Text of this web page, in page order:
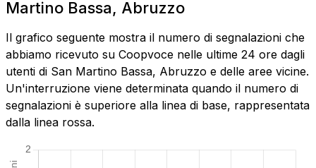
Martino Bassa, Abruzzo
Il grafico seguente mostra il numero di segnalazioni che
abbiamo ricevuto su Coopvoce nelle ultime 24 ore dagli
utenti di San Martino Bassa, Abruzzo e delle aree vicine.
Un'interruzione viene determinata quando il numero di
segnalazioni è superiore alla linea di base, rappresentata
dalla linea rossa.